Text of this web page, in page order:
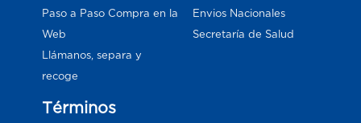
Paso a Paso Compra en la
Web
Llámanos, separa y
recoge
Envios Nacionales
Secretaría de Salud
Términos